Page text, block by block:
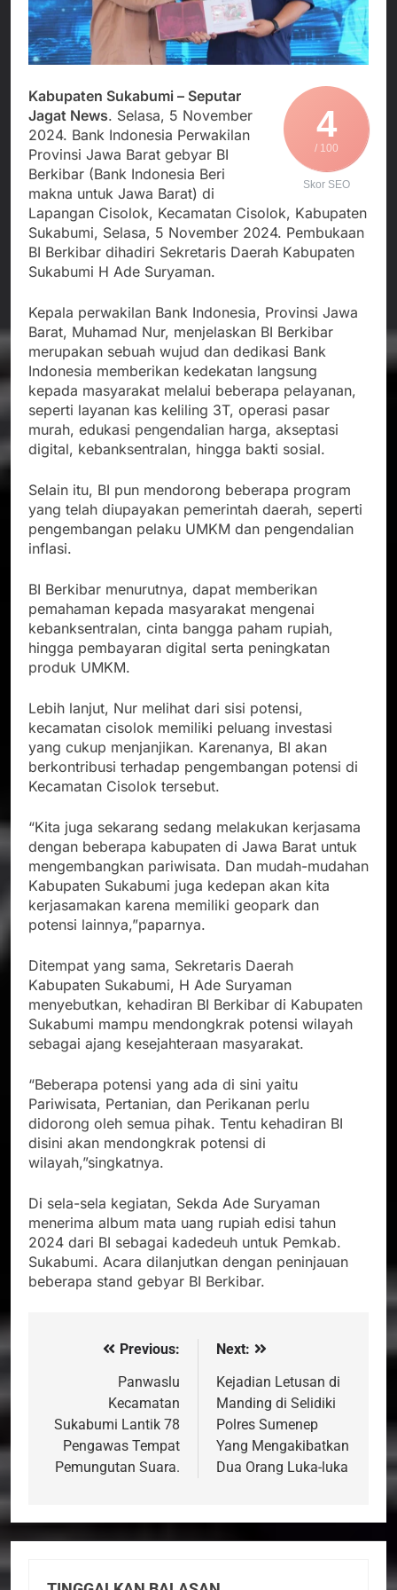
Cegah Stunting
Berangkatkan Empat
Korban Kebakaran KMP
Mutiara Sentosa 2 ke
Posko Pusat Tg. Perak
Agustus 5, 2026
SMA Negeri Nyalindung
Sukabumi Diduga
Lakukan Pungutan
Disorot karena Dinilai
Bertentangan dengan
Edaran Disdik Jabar
Agustus 4, 2026
Maritim Indonesia
Bantah Isu Mogok
Nasional TKBM: “Belum
Ada Keputusan Resmi”
Agustus 3, 2026
Menjalin Harmoni di
Tanah Sukaresmi: Kala
Mina Padi, P2L, dan
Gotong Royong
Menggerakkan Ekonomi
Desa
Agustus 3, 2026
4
/ 100
Skor SEO
Kabupaten Sukabumi – Seputar
Jagat News. Selasa, 5 November
2024. Bank Indonesia Perwakilan
Provinsi Jawa Barat gebyar BI
Berkibar (Bank Indonesia Beri
makna untuk Jawa Barat) di
Lapangan Cisolok, Kecamatan Cisolok, Kabupaten
Sukabumi, Selasa, 5 November 2024. Pembukaan
BI Berkibar dihadiri Sekretaris Daerah Kabupaten
Sukabumi H Ade Suryaman.
Kepala perwakilan Bank Indonesia, Provinsi Jawa
Barat, Muhamad Nur, menjelaskan BI Berkibar
merupakan sebuah wujud dan dedikasi Bank
Indonesia memberikan kedekatan langsung
kepada masyarakat melalui beberapa pelayanan,
seperti layanan kas keliling 3T, operasi pasar
murah, edukasi pengendalian harga, akseptasi
digital, kebanksentralan, hingga bakti sosial.
Selain itu, BI pun mendorong beberapa program
yang telah diupayakan pemerintah daerah, seperti
pengembangan pelaku UMKM dan pengendalian
inflasi.
BI Berkibar menurutnya, dapat memberikan
pemahaman kepada masyarakat mengenai
kebanksentralan, cinta bangga paham rupiah,
hingga pembayaran digital serta peningkatan
produk UMKM.
Lebih lanjut, Nur melihat dari sisi potensi,
kecamatan cisolok memiliki peluang investasi
yang cukup menjanjikan. Karenanya, BI akan
berkontribusi terhadap pengembangan potensi di
Kecamatan Cisolok tersebut.
“Kita juga sekarang sedang melakukan kerjasama
dengan beberapa kabupaten di Jawa Barat untuk
mengembangkan pariwisata. Dan mudah-mudahan
Kabupaten Sukabumi juga kedepan akan kita
kerjasamakan karena memiliki geopark dan
potensi lainnya,”paparnya.
Ditempat yang sama, Sekretaris Daerah
Kabupaten Sukabumi, H Ade Suryaman
menyebutkan, kehadiran BI Berkibar di Kabupaten
Sukabumi mampu mendongkrak potensi wilayah
sebagai ajang kesejahteraan masyarakat.
“Beberapa potensi yang ada di sini yaitu
Pariwisata, Pertanian, dan Perikanan perlu
didorong oleh semua pihak. Tentu kehadiran BI
disini akan mendongkrak potensi di
wilayah,”singkatnya.
Di sela-sela kegiatan, Sekda Ade Suryaman
menerima album mata uang rupiah edisi tahun
2024 dari BI sebagai kadedeuh untuk Pemkab.
Sukabumi. Acara dilanjutkan dengan peninjauan
beberapa stand gebyar BI Berkibar.
NavigasiPrevious:
Panwaslu
Kecamatan
Sukabumi Lantik 78
Pengawas Tempat
Pemungutan Suara.
Next:
Kejadian Letusan di
Manding di Selidiki
Polres Sumenep
Yang Mengakibatkan
Dua Orang Luka-luka